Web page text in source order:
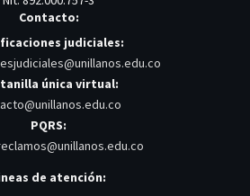
Contacto:
judiciales:
única virtual:
PQRS:
de atención: